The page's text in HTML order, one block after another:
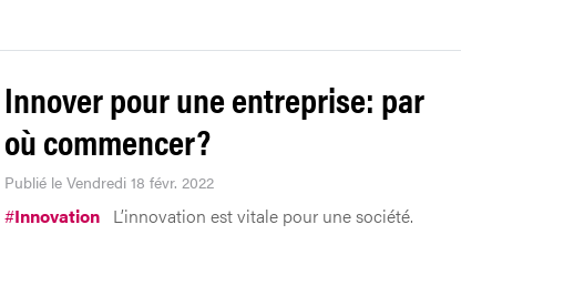
Innover pour une entreprise: par
où commencer?
Publié le Vendredi 18 févr. 2022
#Innovation L’innovation est vitale pour une société.